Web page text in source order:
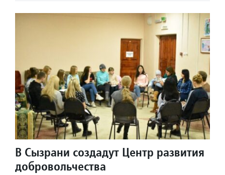
В Сызрани создадут Центр развития
добровольчества